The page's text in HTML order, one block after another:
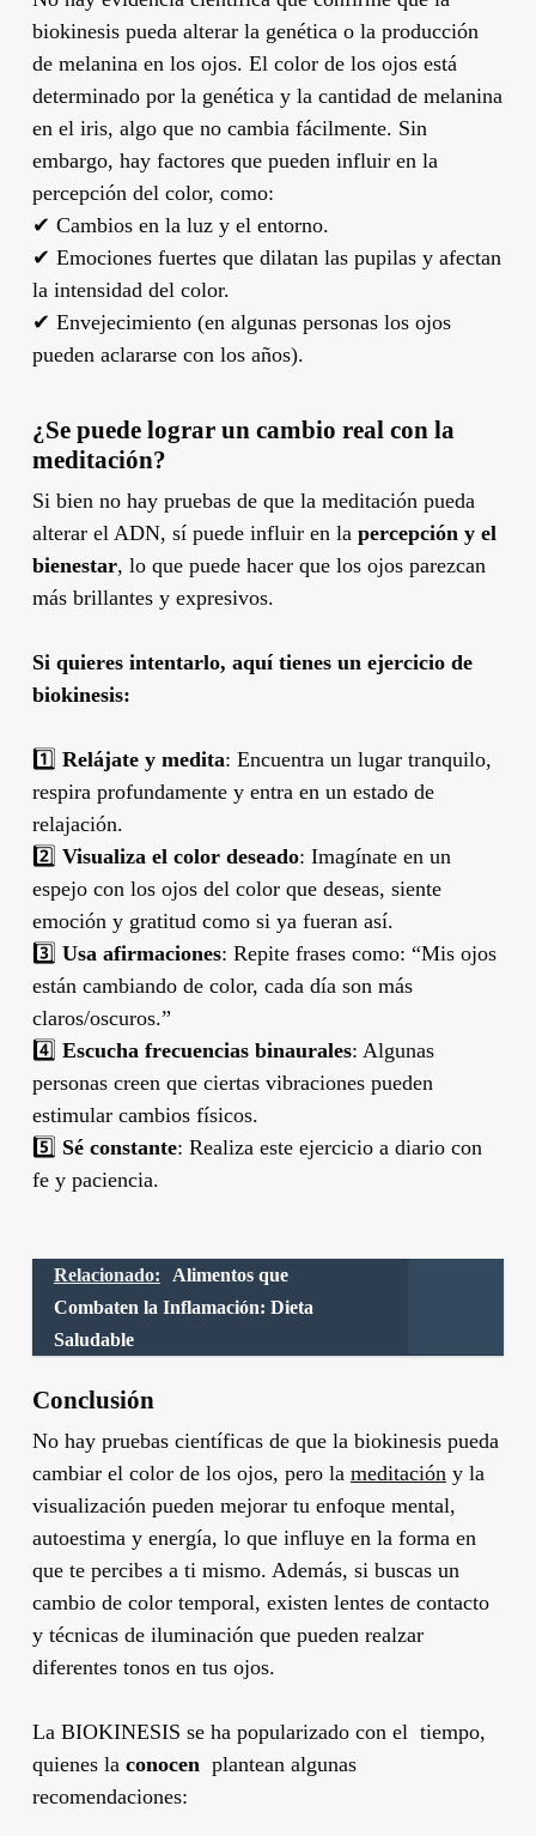
biokinesis pueda alterar la genética o la producción
de melanina en los ojos. El color de los ojos está
determinado por la genética y la cantidad de melanina
en el iris, algo que no cambia fácilmente. Sin
embargo, hay factores que pueden influir en la
percepción del color, como:
✔ Cambios en la luz y el entorno.
✔ Emociones fuertes que dilatan las pupilas y afectan
la intensidad del color.
✔ Envejecimiento (en algunas personas los ojos
pueden aclararse con los años).
¿Se puede lograr un cambio real con la
meditación?
Si bien no hay pruebas de que la meditación pueda
alterar el ADN, sí puede influir en la percepción y el
bienestar, lo que puede hacer que los ojos parezcan
más brillantes y expresivos.
Si quieres intentarlo, aquí tienes un ejercicio de
biokinesis:
1️⃣ Relájate y medita: Encuentra un lugar tranquilo,
respira profundamente y entra en un estado de
relajación.
2️⃣ Visualiza el color deseado: Imagínate en un
espejo con los ojos del color que deseas, siente
emoción y gratitud como si ya fueran así.
3️⃣ Usa afirmaciones: Repite frases como: “Mis ojos
están cambiando de color, cada día son más
claros/oscuros.”
4️⃣ Escucha frecuencias binaurales: Algunas
personas creen que ciertas vibraciones pueden
estimular cambios físicos.
5️⃣ Sé constante: Realiza este ejercicio a diario con
fe y paciencia.
Relacionado:
Alimentos que
Combaten la Inflamación: Dieta
Saludable
Conclusión
No hay pruebas científicas de que la biokinesis pueda
cambiar el color de los ojos, pero la meditación y la
visualización pueden mejorar tu enfoque mental,
autoestima y energía, lo que influye en la forma en
que te percibes a ti mismo. Además, si buscas un
cambio de color temporal, existen lentes de contacto
y técnicas de iluminación que pueden realzar
diferentes tonos en tus ojos.
La BIOKINESIS se ha popularizado con el tiempo,
quienes la conocen plantean algunas
recomendaciones: